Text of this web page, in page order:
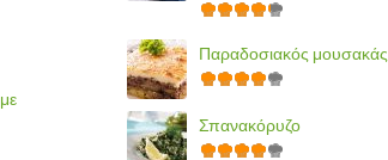
Παραδοσιακός μουσακάς
Σπανακόρυζο